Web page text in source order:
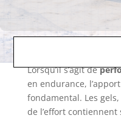
Lorsqu’il s’agit de
en endurance,
fondamental. Les
de l’effort